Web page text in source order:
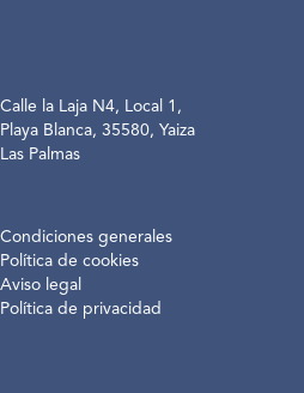
Calle la Laja N4, Local 1,
Playa Blanca, 35580, Yaiza
Las Palmas
Condiciones generales
Política de cookies
Aviso legal
Política de privacidad